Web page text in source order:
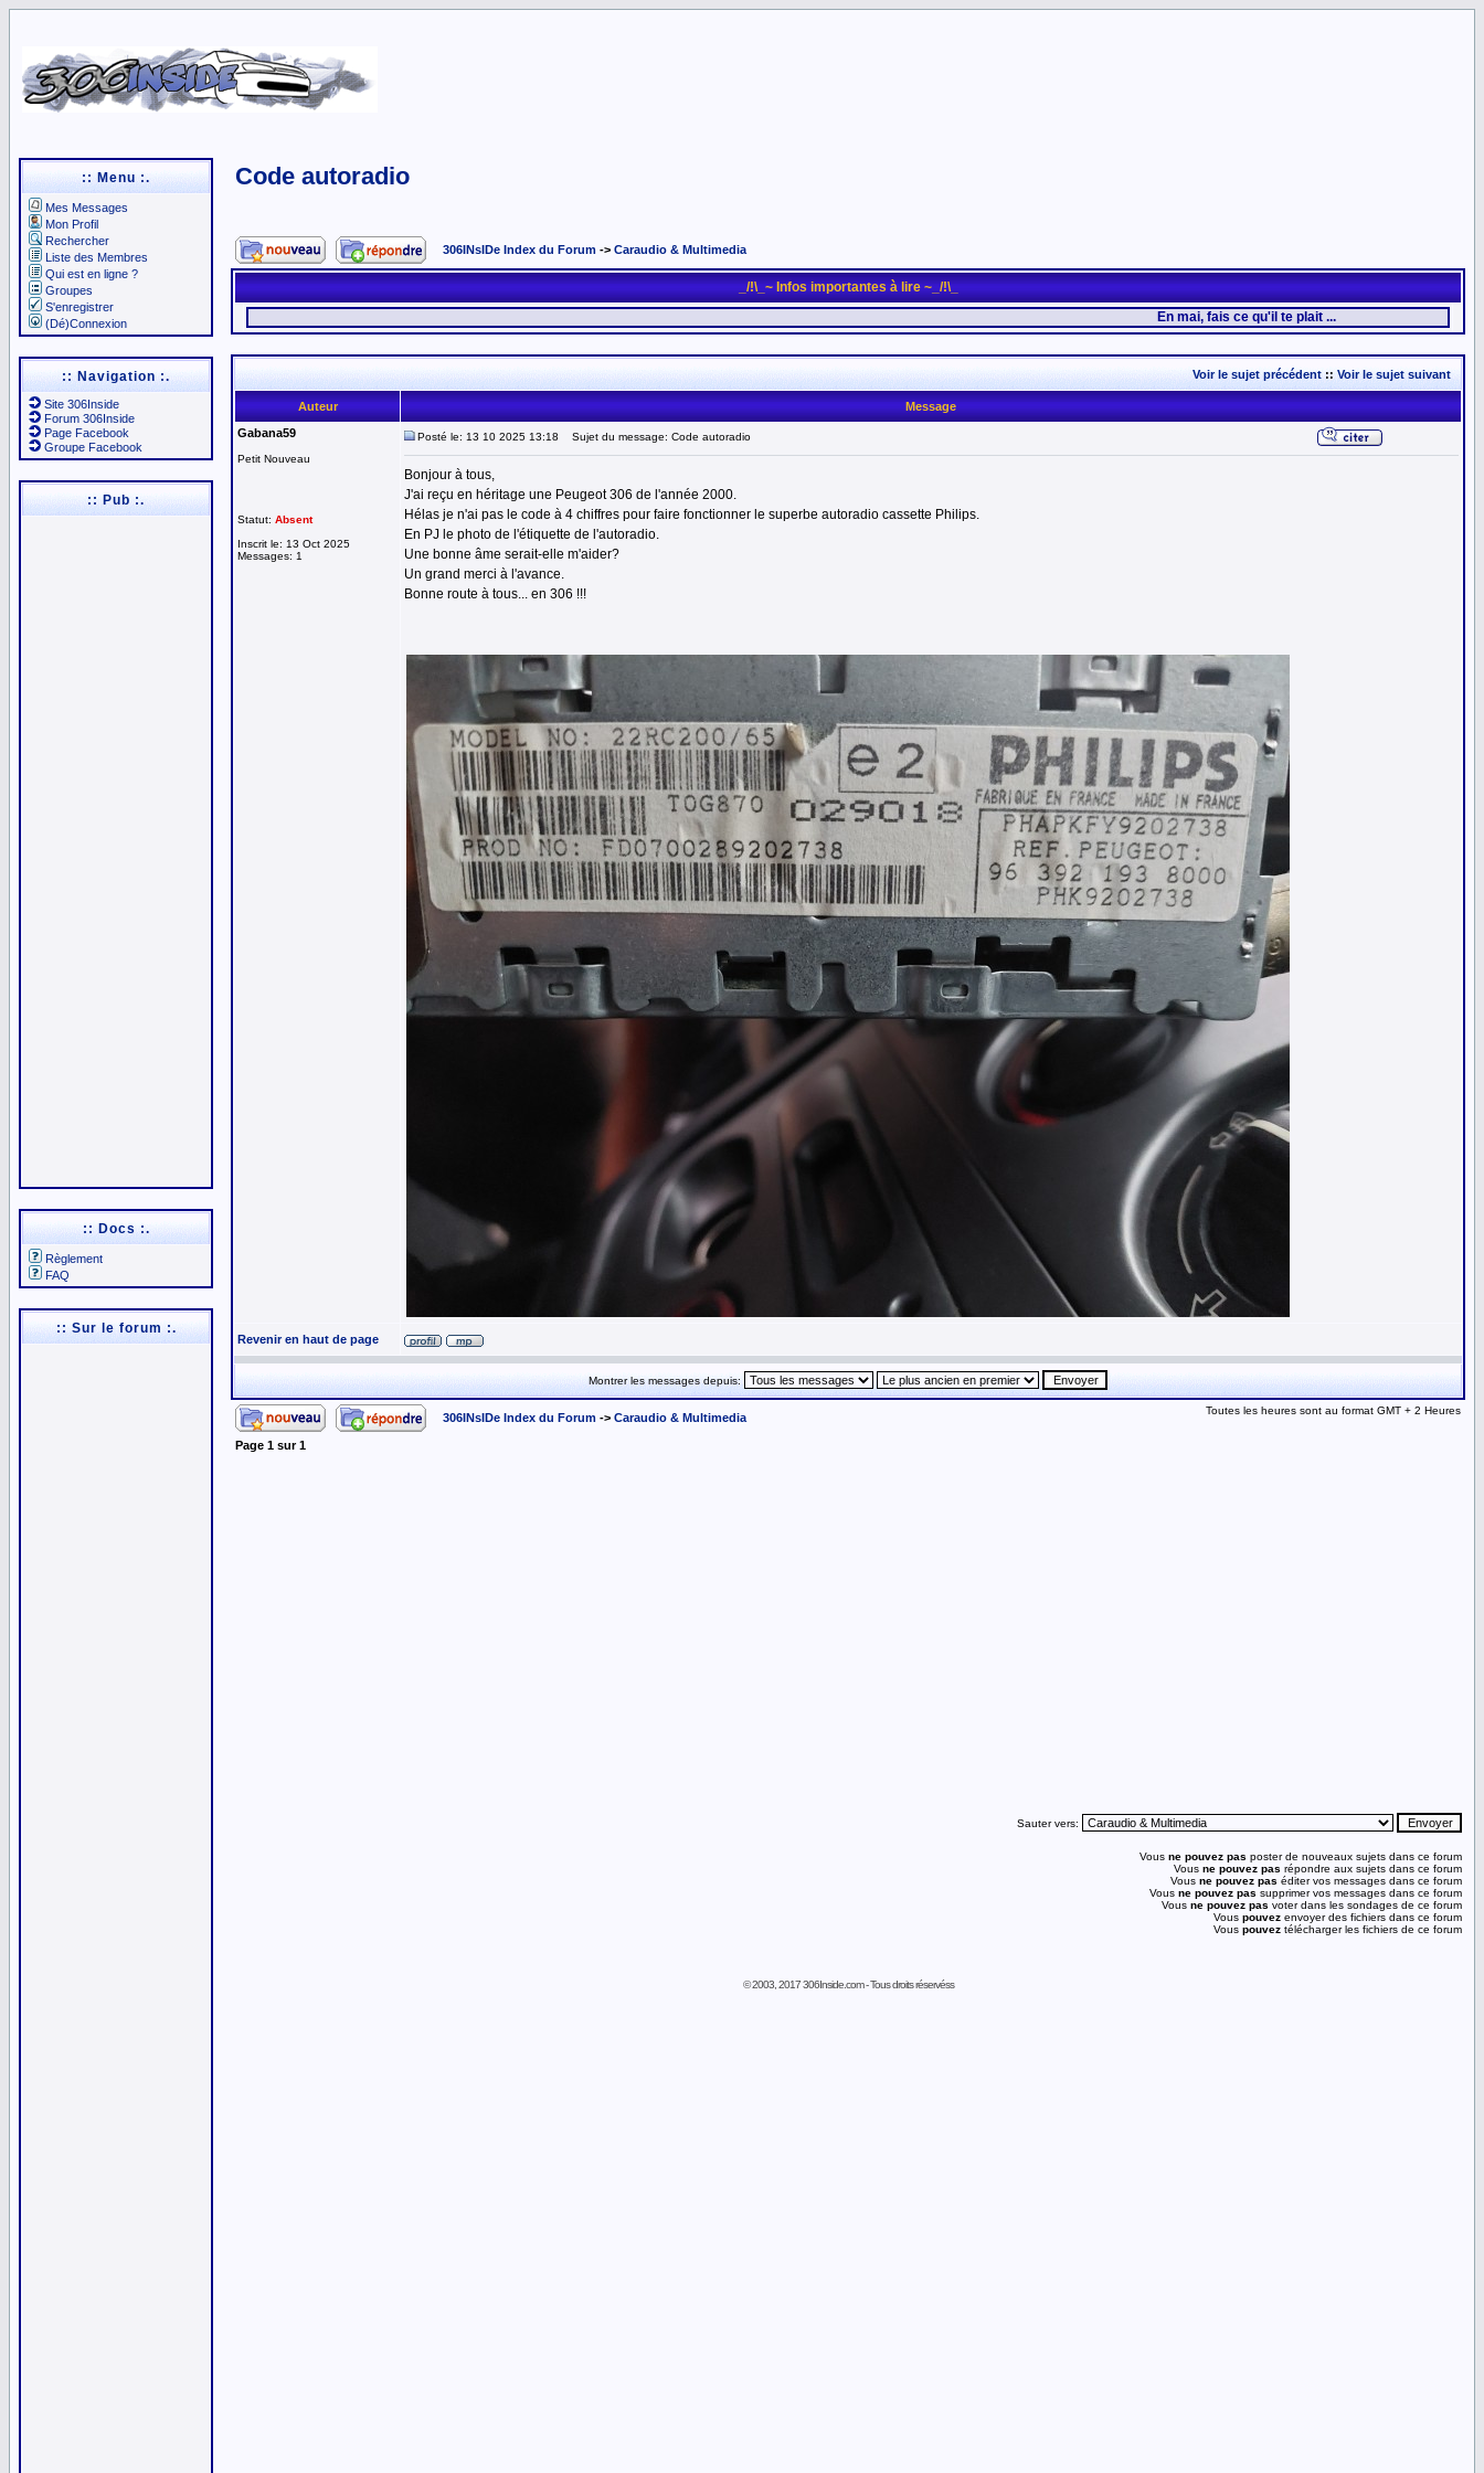
:: Menu :.
Mes Messages
Mon Profil
Rechercher
Liste des Membres
Qui est en ligne ?
Groupes
S'enregistrer
(Dé)Connexion
:: Navigation :.
Site 306Inside
Forum 306Inside
Page Facebook
Groupe Facebook
:: Pub :.
:: Docs :.
Règlement
FAQ
:: Sur le forum :.
Code autoradio
306INsIDe Index du Forum -> Caraudio & Multimedia
_/!\_~ Infos importantes à lire ~_/!\_
En mai, fais ce qu'il te plait ...
Voir le sujet précédent :: Voir le sujet suivant
Auteur
Message
Gabana59
Petit Nouveau
Statut: Absent
Inscrit le: 13 Oct 2025
Messages: 1
Posté le: 13 10 2025 13:18 Sujet du message: Code autoradio
Bonjour à tous,
J'ai reçu en héritage une Peugeot 306 de l'année 2000.
Hélas je n'ai pas le code à 4 chiffres pour faire fonctionner le superbe autoradio cassette Philips.
En PJ le photo de l'étiquette de l'autoradio.
Une bonne âme serait-elle m'aider?
Un grand merci à l'avance.
Bonne route à tous... en 306 !!!
Revenir en haut de page
Montrer les messages depuis:
306INsIDe Index du Forum -> Caraudio & Multimedia
Toutes les heures sont au format GMT + 2 Heures
Page 1 sur1
Sauter vers:
Vous ne pouvez pas poster de nouveaux sujets dans ce forum
Vous ne pouvez pas répondre aux sujets dans ce forum
Vous ne pouvez pas éditer vos messages dans ce forum
Vous ne pouvez pas supprimer vos messages dans ce forum
Vous ne pouvez pas voter dans les sondages de ce forum
Vous pouvez envoyer des fichiers dans ce forum
Vous pouvez télécharger les fichiers de ce forum
© 2003, 2017 306Inside.com - Tous droits réservéss